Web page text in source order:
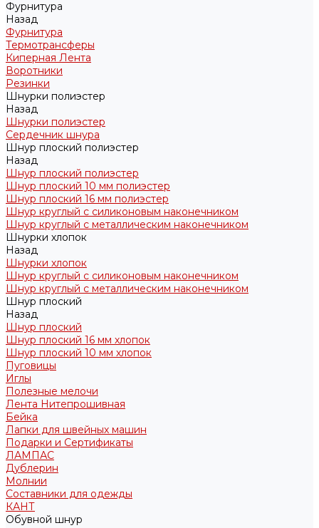
Фурнитура
Назад
Фурнитура
Термотрансферы
Киперная Лента
Воротники
Резинки
Шнурки полиэстер
Назад
Шнурки полиэстер
Сердечник шнура
Шнур плоский полиэстер
Назад
Шнур плоский полиэстер
Шнур плоский 10 мм полиэстер
Шнур плоский 16 мм полиэстер
Шнур круглый с силиконовым наконечником
Шнур круглый с металлическим наконечником
Шнурки хлопок
Назад
Шнурки хлопок
Шнур круглый с силиконовым наконечником
Шнур круглый с металлическим наконечником
Шнур плоский
Назад
Шнур плоский
Шнур плоский 16 мм хлопок
Шнур плоский 10 мм хлопок
Пуговицы
Иглы
Полезные мелочи
Лента Нитепрошивная
Бейка
Лапки для швейных машин
Подарки и Сертификаты
ЛАМПАС
Дублерин
Молнии
Составники для одежды
КАНТ
Обувной шнур